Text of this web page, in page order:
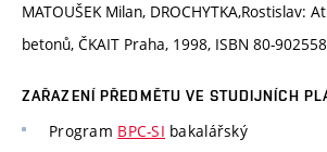
MATOUŠEK Milan, DROCHYTKA,Rostislav:
betonů, ČKAIT Praha, 1998, ISBN 80-
ZAŘAZENÍ PŘEDMĚTU VE STUDIJNÍCH
Program BPC-SI bakalářský